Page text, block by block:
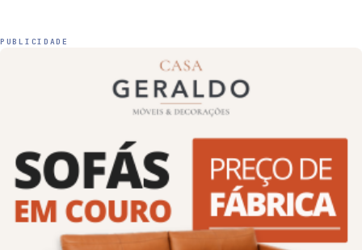
PUBLICIDADE